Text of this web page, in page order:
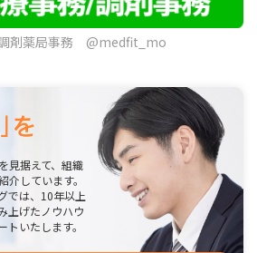
剤薬局事務 @medfit_mo
見据えて、組織
介しています。
では、10年以上
上げたノウハウ
いたします。